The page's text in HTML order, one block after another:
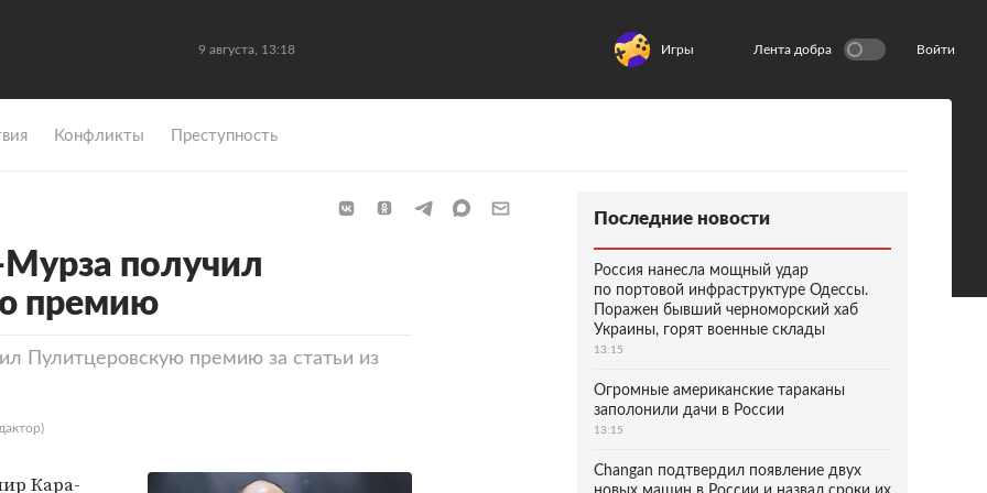
9 августа, 13:18 Игры Лента добра Войти
Конфликты Преступность
получил
премию
Пулитцеровскую премию за статьи из
Кара-
Последние новости
Россия нанесла мощный удар
по портовой инфраструктуре Одессы.
Поражен бывший черноморский хаб
Украины, горят военные склады
13:15
Огромные американские тараканы
заполонили дачи в России
13:15
Changan подтвердил появление двух